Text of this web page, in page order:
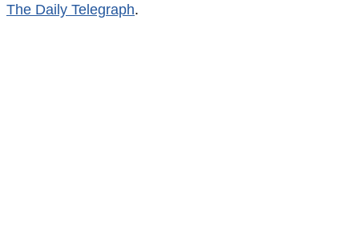
The Daily Telegraph.